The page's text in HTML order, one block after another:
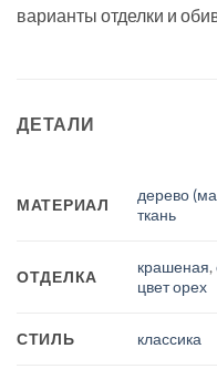
варианты отделки и
ДЕТАЛИ
МАТЕРИАЛ
дерево
ткань
ОТДЕЛКА
крашеная,
цвет орех
СТИЛЬ классика